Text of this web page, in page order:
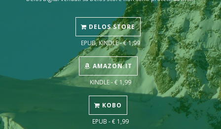
DELOS STORE
EPUB, KINDLE - € 1,99
AMAZON.IT
KINDLE - € 1,99
KOBO
EPUB - € 1,99